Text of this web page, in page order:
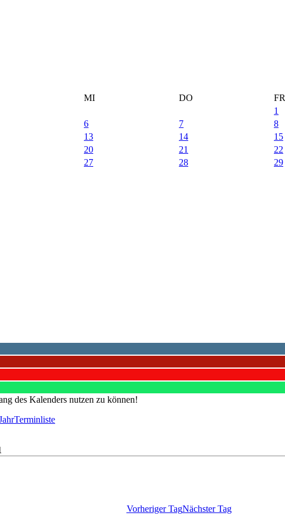
MI DO FR
1
6 7 8
13 14 15
20 21 22
27 28 29
des Kalenders nutzen zu können!
Terminliste
Vorheriger TagNächster Tag